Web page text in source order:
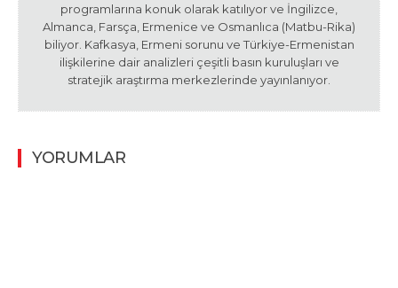
programlarına konuk olarak katılıyor ve İngilizce,
Almanca, Farsça, Ermenice ve Osmanlıca (Matbu-Rika)
biliyor. Kafkasya, Ermeni sorunu ve Türkiye-Ermenistan
ilişkilerine dair analizleri çeşitli basın kuruluşları ve
stratejik araştırma merkezlerinde yayınlanıyor.
YORUMLAR